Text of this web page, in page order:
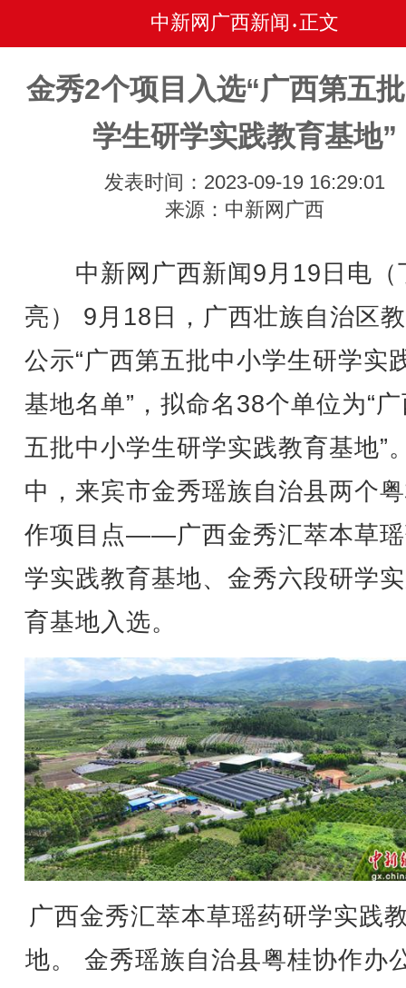
中新网广西新闻 • 正文
金秀2个项目入选“广西第五
学生研学实践教育基地”
发表时间：2023-09-19 16:29:01
来源：中新网广西
中新网广西新闻9月19日电（
亮） 9月18日，广西壮族自治区
公示“广西第五批中小学生研学实
基地名单”，拟命名38个单位为“
五批中小学生研学实践教育基地”
中，来宾市金秀瑶族自治县两个
作项目点——广西金秀汇萃本草
学实践教育基地、金秀六段研学
育基地入选。
广西金秀汇萃本草瑶药研学实践
地。 金秀瑶族自治县粤桂协作办